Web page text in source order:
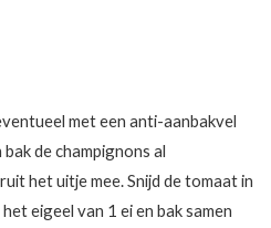
met een anti-aanbakvel
de champignons al
het uitje mee. Snijd de tomaat in
eigeel van 1 ei en bak samen